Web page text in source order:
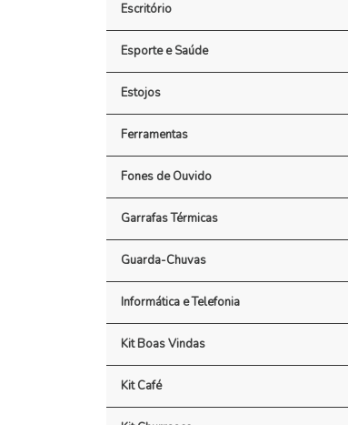
Escritório
Esporte e Saúde
Estojos
Ferramentas
Fones de Ouvido
Garrafas Térmicas
Guarda-Chuvas
Informática e Telefonia
Kit Boas Vindas
Kit Café